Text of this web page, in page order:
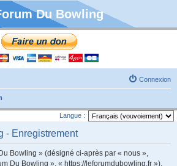
Du Bowling
Connexion
Langue :
- Enregistrement
Bowling » (désigné ci-après par « nous »,
Du Bowling », « https://leforumdubowling.fr »),